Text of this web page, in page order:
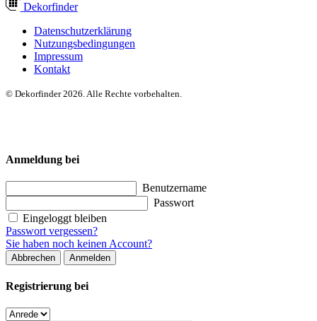
Dekorfinder
Datenschutzerklärung
Nutzungsbedingungen
Impressum
Kontakt
© Dekorfinder 2026. Alle Rechte vorbehalten.
Anmeldung bei
Benutzername
Passwort
Eingeloggt bleiben
Passwort vergessen?
Sie haben noch keinen Account?
Abbrechen Anmelden
Registrierung bei